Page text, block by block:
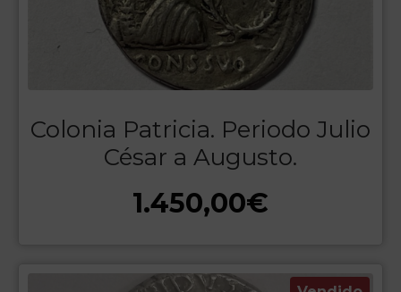
Colonia Patricia. Periodo Julio
César a Augusto.
1.450,00€